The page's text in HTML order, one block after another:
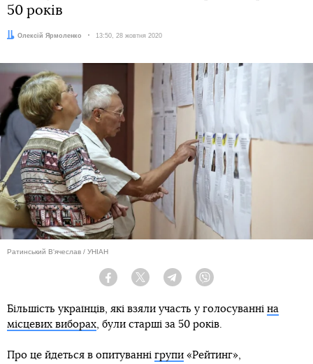
50 років
Автор:
Олексій Ярмоленко Дата:
13:50, 28 жовтня 2020
Ратинський В'ячеслав / УНІАН
Facebook Twitter Telegram
Більшість українців, які взяли участь у голосуванні на
місцевих виборах, були старші за 50 років.
Про це йдеться в опитуванні групи «Рейтинг»,